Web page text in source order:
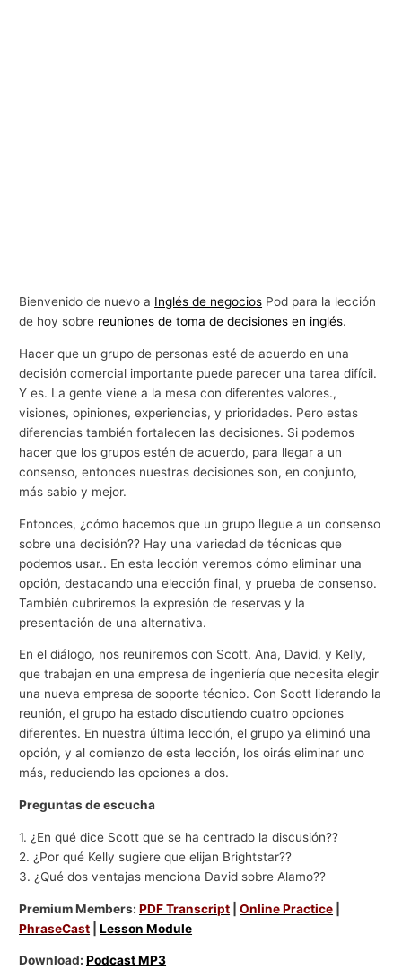
Bienvenido de nuevo a Inglés de negocios Pod para la lección
de hoy sobre reuniones de toma de decisiones en inglés.
Hacer que un grupo de personas esté de acuerdo en una
decisión comercial importante puede parecer una tarea difícil.
Y es. La gente viene a la mesa con diferentes valores.,
visiones, opiniones, experiencias, y prioridades. Pero estas
diferencias también fortalecen las decisiones. Si podemos
hacer que los grupos estén de acuerdo, para llegar a un
consenso, entonces nuestras decisiones son, en conjunto,
más sabio y mejor.
Entonces, ¿cómo hacemos que un grupo llegue a un consenso
sobre una decisión?? Hay una variedad de técnicas que
podemos usar.. En esta lección veremos cómo eliminar una
opción, destacando una elección final, y prueba de consenso.
También cubriremos la expresión de reservas y la
presentación de una alternativa.
En el diálogo, nos reuniremos con Scott, Ana, David, y Kelly,
que trabajan en una empresa de ingeniería que necesita elegir
una nueva empresa de soporte técnico. Con Scott liderando la
reunión, el grupo ha estado discutiendo cuatro opciones
diferentes. En nuestra última lección, el grupo ya eliminó una
opción, y al comienzo de esta lección, los oirás eliminar uno
más, reduciendo las opciones a dos.
Preguntas de escucha
1. ¿En qué dice Scott que se ha centrado la discusión??
2. ¿Por qué Kelly sugiere que elijan Brightstar??
3. ¿Qué dos ventajas menciona David sobre Alamo??
Premium Members:PDF Transcript |Online Practice
PhraseCast |Lesson Module
Download:Podcast MP3